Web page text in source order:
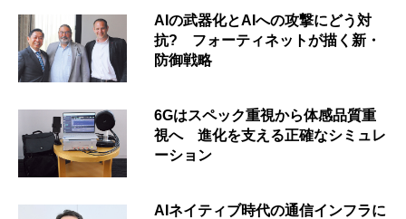
AIの武器化とAIへの攻撃にどう対
抗? フォーティネットが描く新・
防御戦略
6Gはスペック重視から体感品質重
視へ 進化を支える正確なシミュレ
ーション
AIネイティブ時代の通信インフラに